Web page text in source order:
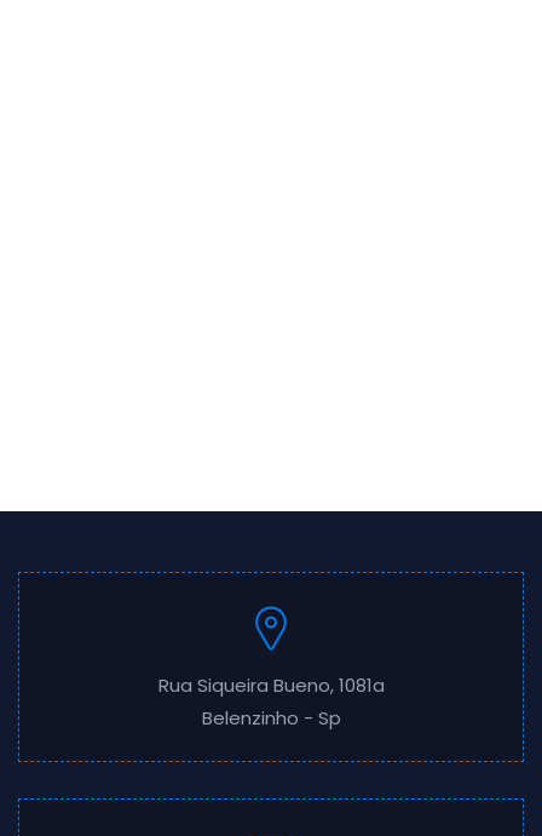
Rua Siqueira Bueno, 1081a
Belenzinho - Sp